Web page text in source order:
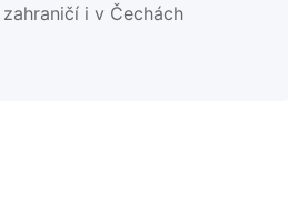
i v Čechách